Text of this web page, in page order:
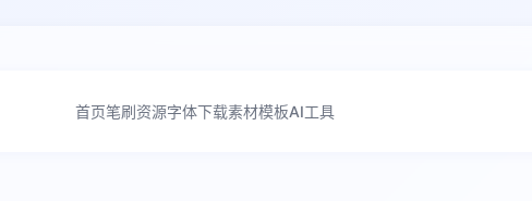
首页笔刷资源字体下载素材模板AI工具